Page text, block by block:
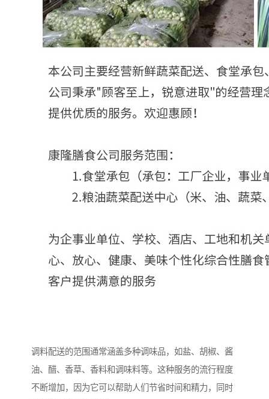
调料配送的范围通常涵盖多种调味品，如盐、胡椒、酱
油、醋、香草、香料和调味料等。这种服务的流行程度
不断增加，因为它可以帮助人们节省时间和精力，同时